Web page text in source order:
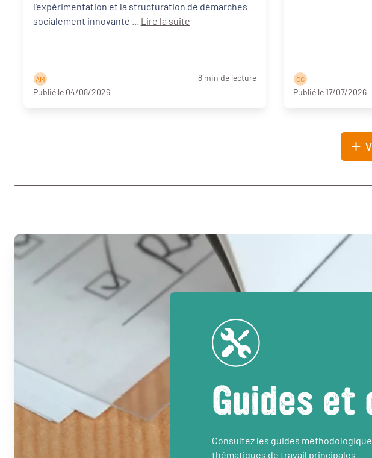
l’expérimentation et la structuration de démarches
Lire la suite
A M
8 min de lecture
Publié le 04/08/2026
C G
Publié le 17/07/2026
Guides
Consultez les guides
thématiques de travail principales.